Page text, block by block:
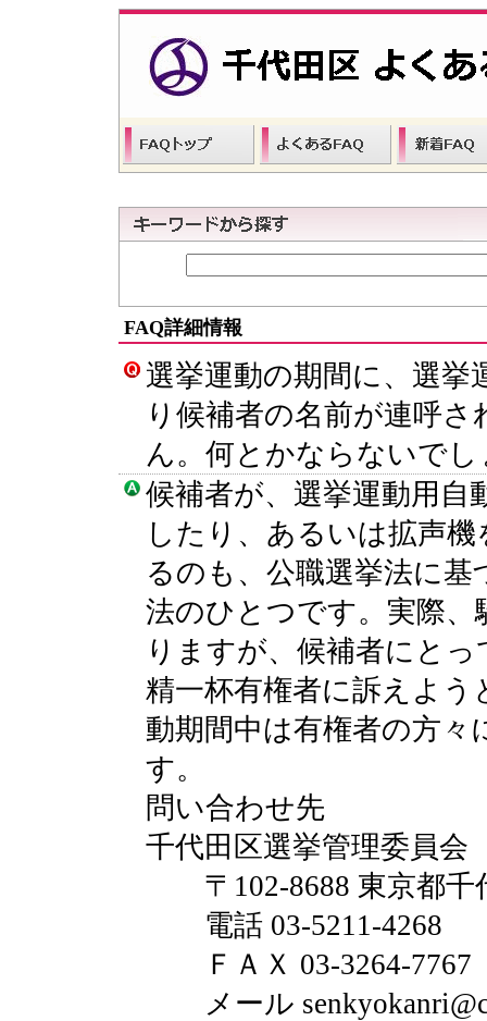
FAQ詳細情報
選挙運動の期間に、選挙
り候補者の名前が連呼
ん。何とかならないでし
候補者が、選挙運動用自
したり、あるいは拡声
るのも、公職選挙法に
法のひとつです。実際
りますが、候補者にと
精一杯有権者に訴えよ
動期間中は有権者の方
す。
問い合わせ先
千代田区選挙管理委員会
〒102-8688 東京都千
電話 03-5211-4268
ＦＡＸ 03-3264-7767
メール